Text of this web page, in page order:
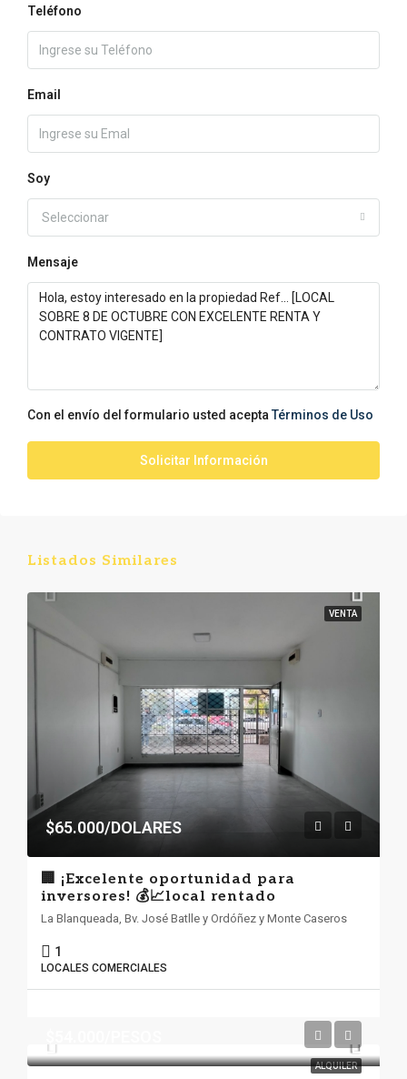
Teléfono
Email
Soy
Seleccionar
Mensaje
Con el envío del formulario usted aceptaTérminos de Uso
Solicitar Información
Listados Similares
VENTA
$65.000/DOLARES
🏢 ¡Excelente oportunidad para
inversores! 💰📈local rentado
La Blanqueada, Bv. José Batlle y Ordóñez y Monte Caseros
1
LOCALES COMERCIALES
ALQUILER